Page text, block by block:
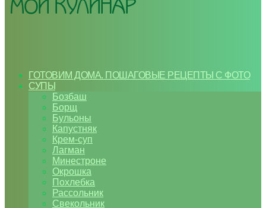
ГОТОВИМ ДОМА. ПОШАГОВЫЕ РЕЦЕПТЫ С ФОТО
СУПЫ
Бозбаш
Борщ
Бульоны
Капустняк
Крем-суп
Лагман
Минестроне
Окрошка
Похлебка
Рассольник
Свекольник